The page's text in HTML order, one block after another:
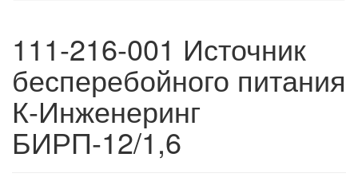
111-216-001 Источник
бесперебойного питания
К-Инженеринг
БИРП-12/1,6